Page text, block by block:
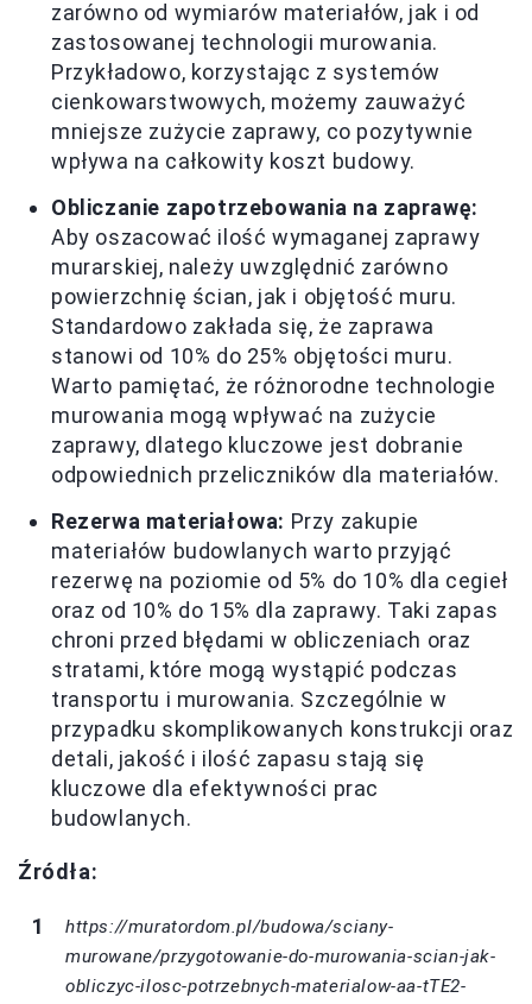
zarówno od wymiarów materiałów, jak i od
zastosowanej technologii murowania.
Przykładowo, korzystając z systemów
cienkowarstwowych, możemy zauważyć
mniejsze zużycie zaprawy, co pozytywnie
wpływa na całkowity koszt budowy.
Obliczanie zapotrzebowania na zaprawę:
Aby oszacować ilość wymaganej zaprawy
murarskiej, należy uwzględnić zarówno
powierzchnię ścian, jak i objętość muru.
Standardowo zakłada się, że zaprawa
stanowi od 10% do 25% objętości muru.
Warto pamiętać, że różnorodne technologie
murowania mogą wpływać na zużycie
zaprawy, dlatego kluczowe jest dobranie
odpowiednich przeliczników dla materiałów.
Rezerwa materiałowa: Przy zakupie
materiałów budowlanych warto przyjąć
rezerwę na poziomie od 5% do 10% dla cegieł
oraz od 10% do 15% dla zaprawy. Taki zapas
chroni przed błędami w obliczeniach oraz
stratami, które mogą wystąpić podczas
transportu i murowania. Szczególnie w
przypadku skomplikowanych konstrukcji oraz
detali, jakość i ilość zapasu stają się
kluczowe dla efektywności prac
budowlanych.
Źródła:
https://muratordom.pl/budowa/sciany-
murowane/przygotowanie-do-murowania-scian-jak-
obliczyc-ilosc-potrzebnych-materialow-aa-tTE2-